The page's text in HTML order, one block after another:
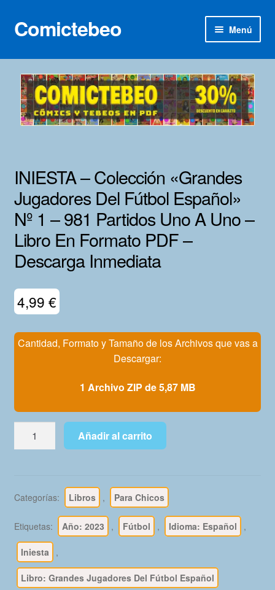
Ir
a
Ir
al
Comictebeo Menú
Inicio
Categorías
Franco-Belga
Lotes 100
Adultos
Porno 3D
Mi Cuenta
INIESTA – Colección «Grandes
Jugadores Del Fútbol Español»
Nº 1 – 981 Partidos Uno A Uno –
Libro En Formato PDF –
Descarga Inmediata
4,99 €
Cantidad, Formato y Tamaño de los Archivos que vas a
Descargar:
1 Archivo ZIP de 5,87 MB
Del
Fútbol
Español"
Nº
1
–
Añadir al carrito
Categorías: Libros , Para Chicos
Etiquetas: Año: 2023 , Fútbol , Idioma: Español ,
Iniesta ,
Libro: Grandes Jugadores Del Fútbol Español